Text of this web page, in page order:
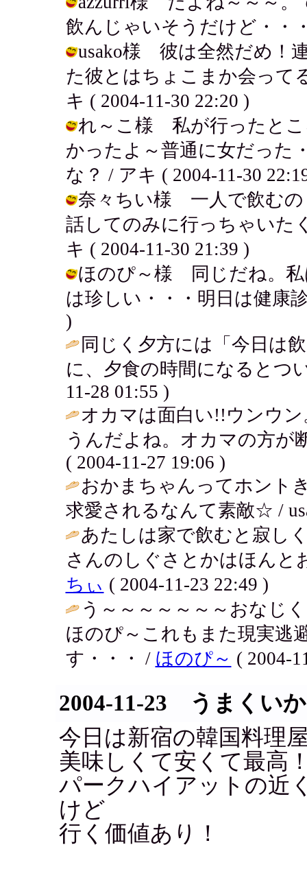
飲んじゃいそうだけど・・
usako様 彼は全然だめ！
た彼とはちょこまか会って
キ ( 2004-11-30 22:20 )
れ～こ様 私が行ったとこ
かったよ～普通に女だった
な？ / アキ ( 2004-11-30
奈々ちい様 一人で飲むの
話してのみに行っちゃいた
キ ( 2004-11-30 21:39 )
ほのぴ～様 同じだね。私
は珍しい・・・明日は健康
)
同じく夕方には「今日は
に、夕食の時間になるとつ
11-28 01:55 )
オカマは面白い!!ウンウ
うんだよね。オカマの方が
( 2004-11-27 19:06 )
おかまちゃんってホント
求愛されるなんて素敵☆ /
あたしは家で飲むと寂し
さんのしぐさとかはほん
ちぃ ( 2004-11-23 22:49 )
う～～～～～～～おなじ
ほのぴ～これもまた現実逃
す・・・ / ほのぴ～ ( 2004-
2004-11-23 うまくい
今日は新宿の韓国料理
美味しくて安くて最高
パークハイアットの近
けど
行く価値あり！